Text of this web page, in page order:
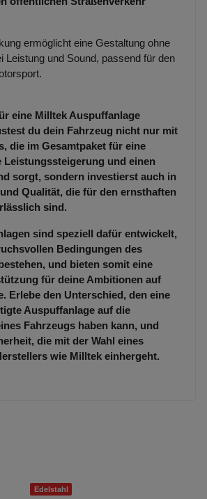
ermöglicht eine Gestaltung ohne
Leistung und Sound, passend für den
eine Milltek Auspuffanlage
du dein Fahrzeug nicht nur mit
die im Gesamtpaket für eine
Leistungssteigerung und einen
sorgt, sondern investierst auch in
Qualität, die für den ernsthaften
sind.
sind speziell dafür entwickelt,
Bedingungen des
und bieten somit eine
für deine Ambitionen auf
Erlebe den Unterschied, den eine
Auspuffanlage auf die
Fahrzeugs haben kann, und
die mit der Wahl eines
wie Milltek einhergeht.
Edelstahl